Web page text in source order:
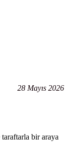
28 Mayıs 2026
bir araya